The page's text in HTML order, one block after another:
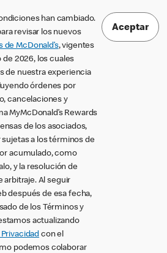
han cambiado.
revisar los nuevos
de McDonald’s, vigentes
de 2026, los cuales
de nuestra experiencia
órdenes por
cancelaciones y
MyMcDonald’s Rewards
de los asociados,
a los términos de
acumulado, como
y la resolución de
arbitraje. Al seguir
después de esa fecha,
de los Términos y
actualizando
con el
podemos colaborar
Aceptar